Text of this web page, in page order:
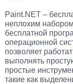
Paint.NET –
неплохим
бесплатной
операционной
позволяет
выполнять
простые
такие как